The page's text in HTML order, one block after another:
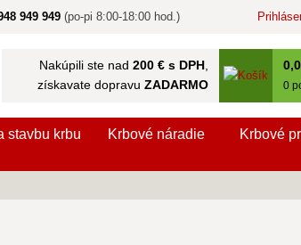
Nakúpili ste nad 200 € s DPH ,
získavate dopravu ZADARMO
0
0
949 949 (po-pi 8:00-18:00 hod.)
stavbu krbu Krbové náradie Krbové